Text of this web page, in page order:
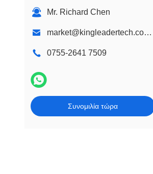
Περίπτερο επιφάνειας εργασίας
Προσαρμοσμένο περίπτερο σχεδίασης
Ψηφιακό περίπτερο συστημάτων
Mr. Richard Chen
market@kingleadertech.com echo@kingleadertech.com
0755-2641 7509
Συνομιλία τώρα